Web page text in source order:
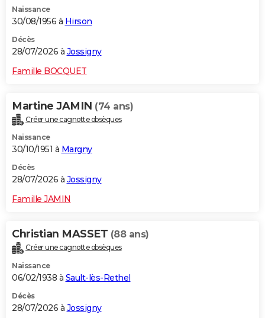
Naissance
30/08/1956 à Hirson
Décès
28/07/2026 à Jossigny
Famille BOCQUET
Martine JAMIN (74 ans)
Créer une cagnotte obsèques
Naissance
30/10/1951 à Margny
Décès
28/07/2026 à Jossigny
Famille JAMIN
Christian MASSET (88 ans)
Créer une cagnotte obsèques
Naissance
06/02/1938 à Sault-lès-Rethel
Décès
28/07/2026 à Jossigny